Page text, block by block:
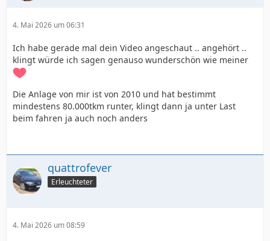
4. Mai 2026 um 06:31
Ich habe gerade mal dein Video angeschaut .. angehört ..
klingt würde ich sagen genauso wunderschön wie meiner
Die Anlage von mir ist von 2010 und hat bestimmt
mindestens 80.000tkm runter, klingt dann ja unter Last
beim fahren ja auch noch anders
quattrofever
Erleuchteter
4. Mai 2026 um 08:59